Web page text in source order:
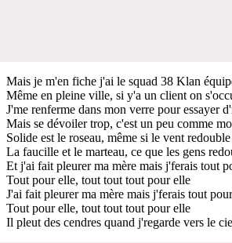
Mais je m'en fiche j'ai le squad 38 Klan
Même en pleine ville, si y'a un client on
J'me renferme dans mon verre pour essayer
Mais se dévoiler trop, c'est un peu comme
Solide est le roseau, même si le vent redouble
La faucille et le marteau, ce que les gens
Et j'ai fait pleurer ma mère mais j'ferais tout
Tout pour elle, tout tout tout pour elle
J'ai fait pleurer ma mère mais j'ferais tout
Tout pour elle, tout tout tout pour elle
Il pleut des cendres quand j'regarde vers le